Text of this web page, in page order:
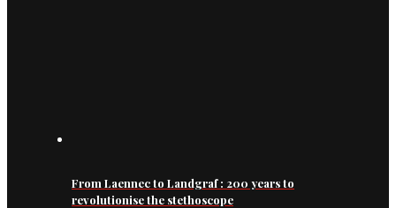
From Laennec to Landgraf : 200 years to
revolutionise the stethoscope